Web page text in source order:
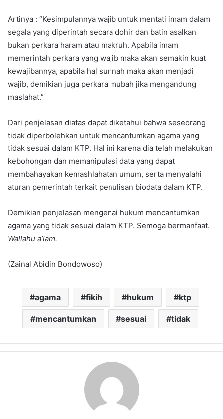
Artinya : “Kesimpulannya wajib untuk mentati imam dalam
segala yang diperintah secara dohir dan batin asalkan
bukan perkara haram atau makruh. Apabila imam
memerintah perkara yang wajib maka akan semakin kuat
kewajibannya, apabila hal sunnah maka akan menjadi
wajib, demikian juga perkara mubah jika mengandung
maslahat.”
Dari penjelasan diatas dapat diketahui bahwa seseorang
tidak diperbolehkan untuk mencantumkan agama yang
tidak sesuai dalam KTP. Hal ini karena dia telah melakukan
kebohongan dan memanipulasi data yang dapat
membahayakan kemashlahatan umum, serta menyalahi
aturan pemerintah terkait penulisan biodata dalam KTP.
Demikian penjelasan mengenai hukum mencantumkan
agama yang tidak sesuai dalam KTP. Semoga bermanfaat.
Wallahu a’lam.
(Zainal Abidin Bondowoso)
agama fikih hukum ktp
mencantumkan sesuai tidak